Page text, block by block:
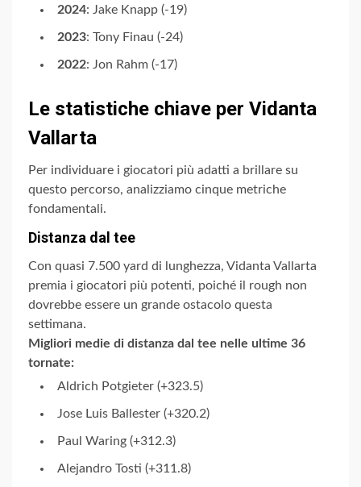
2024: Jake Knapp (-19)
2023: Tony Finau (-24)
2022: Jon Rahm (-17)
Le statistiche chiave per Vidanta
Vallarta
Per individuare i giocatori più adatti a brillare su
questo percorso, analizziamo cinque metriche
fondamentali.
Distanza dal tee
Con quasi 7.500 yard di lunghezza, Vidanta Vallarta
premia i giocatori più potenti, poiché il rough non
dovrebbe essere un grande ostacolo questa
settimana.
Migliori medie di distanza dal tee nelle ultime 36
tornate:
Aldrich Potgieter (+323.5)
Jose Luis Ballester (+320.2)
Paul Waring (+312.3)
Alejandro Tosti (+311.8)